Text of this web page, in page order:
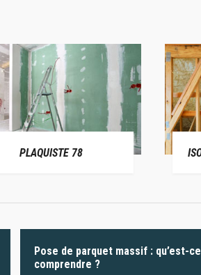
PLAQUISTE 78
Pose de parquet massif : qu’est-
comprendre ?